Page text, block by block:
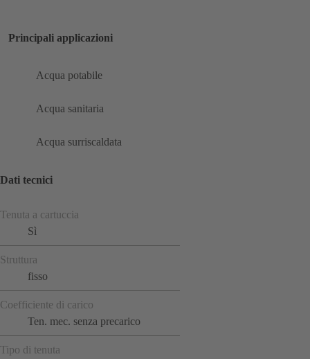
Principali applicazioni
Acqua potabile
Acqua sanitaria
Acqua surriscaldata
Dati tecnici
Tenuta a cartuccia
Sì
Struttura
fisso
Coefficiente di carico
Ten. mec. senza precarico
Tipo di tenuta